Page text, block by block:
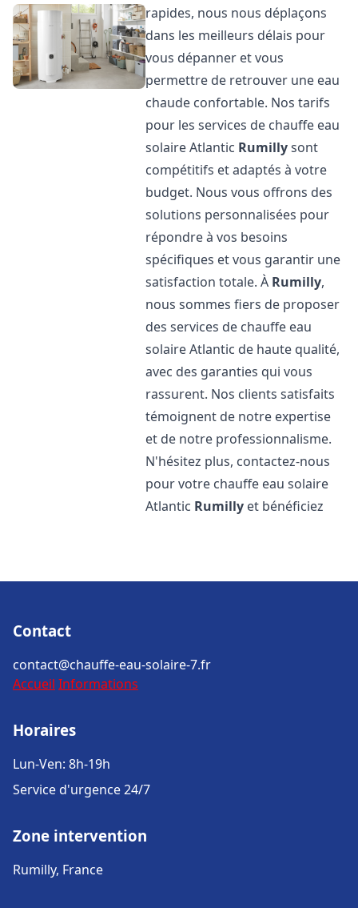
rapides, nous nous déplaçons
dans les meilleurs délais pour
vous dépanner et vous
permettre de retrouver une eau
chaude confortable. Nos tarifs
pour les services de chauffe eau
solaire Atlantic Rumillysont
compétitifs et adaptés à votre
budget. Nous vous offrons des
solutions personnalisées pour
répondre à vos besoins
spécifiques et vous garantir une
satisfaction totale. À Rumilly,
nous sommes fiers de proposer
des services de chauffe eau
solaire Atlantic de haute qualité,
avec des garanties qui vous
rassurent. Nos clients satisfaits
témoignent de notre expertise
et de notre professionnalisme.
N'hésitez plus, contactez-nous
pour votre chauffe eau solaire
Atlantic Rumilly et bénéficiez
Contact
contact@chauffe-eau-solaire-7.fr
Accueil Informations
Horaires
Lun-Ven: 8h-19h
Service d'urgence 24/7
Zone intervention
Rumilly, France